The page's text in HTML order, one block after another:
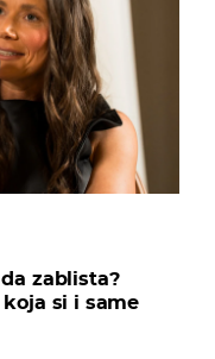
zablista?
si i same